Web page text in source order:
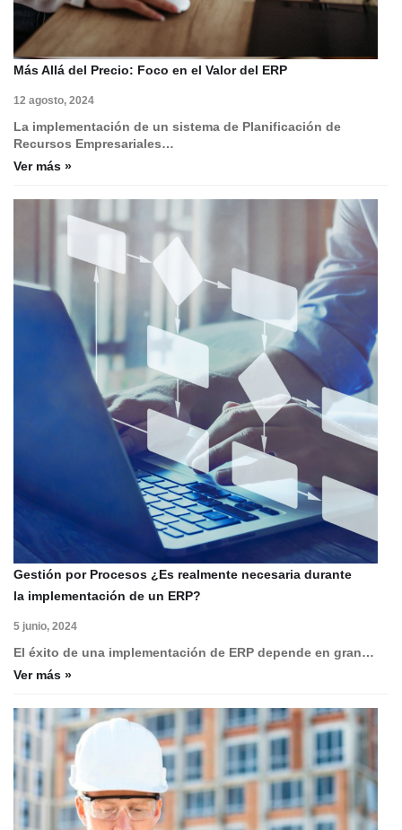
Más Allá del Precio: Foco en el Valor del ERP
12 agosto, 2024
La implementación de un sistema de Planificación de
Recursos Empresariales…
Ver más »
Gestión por Procesos ¿Es realmente necesaria durante
la implementación de un ERP?
5 junio, 2024
El éxito de una implementación de ERP depende en gran…
Ver más »